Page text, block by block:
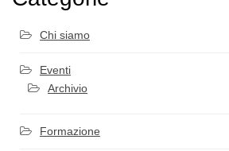
Chi siamo
Eventi
Archivio
Formazione